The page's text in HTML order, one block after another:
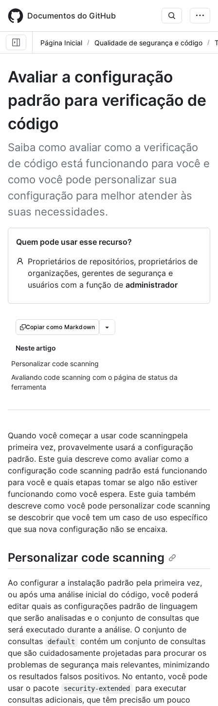
main
content
Documentos do GitHub
Página Inicial Qualidade de segurança e código
Avaliar a configuração
padrão para verificação de
código
Saiba como avaliar como a verificação
de código está funcionando para você e
como você pode personalizar sua
configuração para melhor atender às
suas necessidades.
Quem pode usar esse recurso?
Proprietários de repositórios, proprietários de
organizações, gerentes de segurança e
usuários com a função de administrador
Copiar como Markdown
Neste artigo
Personalizar code scanning
Avaliando code scanning com o página de status da
ferramenta
Quando você começar a usar code scanningpela
primeira vez, provavelmente usará a configuração
padrão. Este guia descreve como avaliar como a
configuração code scanning padrão está funcionando
para você e quais etapas tomar se algo não estiver
funcionando como você espera. Este guia também
descreve como você pode personalizar code scanning
se descobrir que você tem um caso de uso específico
que sua nova configuração não se encaixa.
Personalizar code scanning
Ao configurar a instalação padrão pela primeira vez,
ou após uma análise inicial do código, você poderá
editar quais as configurações padrão de linguagem
que serão analisadas e o conjunto de consultas que
será executado durante a análise. O conjunto de
consultas
default
contém um conjunto de consultas
que são cuidadosamente projetadas para procurar os
problemas de segurança mais relevantes, minimizando
os resultados falsos positivos. No entanto, você pode
usar o pacote
security-extended
para executar
consultas adicionais, que têm precisão um pouco